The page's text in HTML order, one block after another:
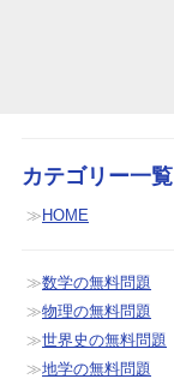
カテゴリー一覧
HOME
数学の無料問題
物理の無料問題
世界史の無料問題
地学の無料問題